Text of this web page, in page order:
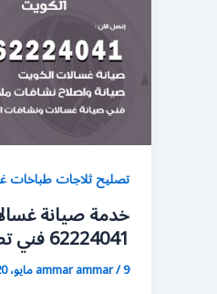
تصليح ثلاجات طباخات
خدمة صيانة
62224041 فني تصليح غسالات اتوماتيك
ammar ammar/9 مايو، 2020